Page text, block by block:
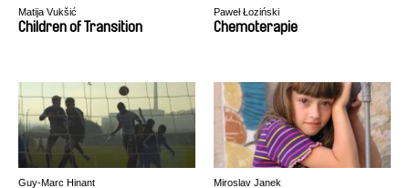
Matija Vukšić
Children of Transition
Paweł Łoziński
Chemoterapie
Guy-Marc Hinant Miroslav Janek